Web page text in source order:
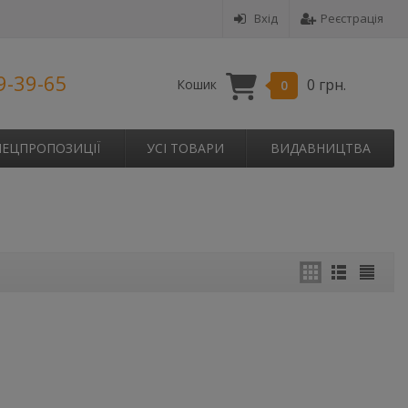
Вхід Реєстрація
39-65 Кошик 0 0 грн.
УСІ ТОВАРИ ВИДАВНИЦТВА